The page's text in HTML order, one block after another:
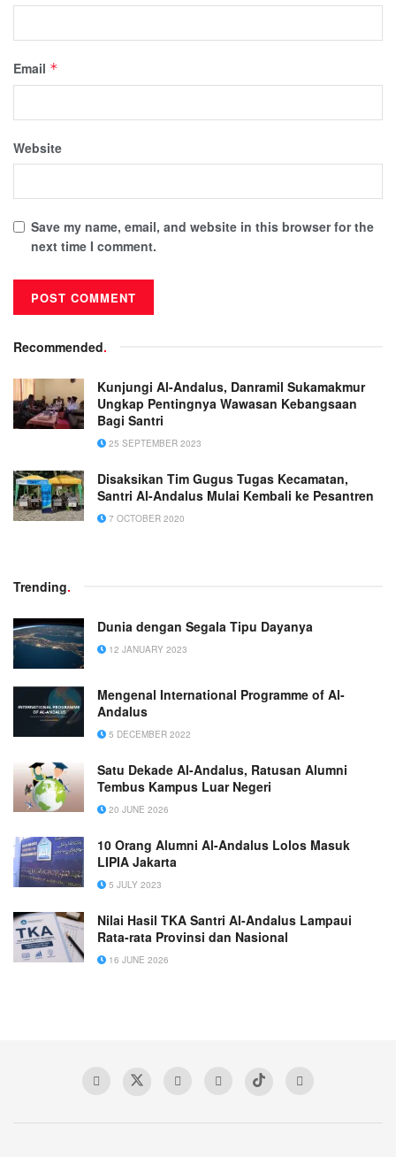
Email *
Website
Save my name, email, and website in this browser for the
next time I comment.
Recommended.
Kunjungi Al-Andalus, Danramil Sukamakmur
Ungkap Pentingnya Wawasan Kebangsaan
Bagi Santri
25 SEPTEMBER 2023
Disaksikan Tim Gugus Tugas Kecamatan,
Santri Al-Andalus Mulai Kembali ke Pesantren
7 OCTOBER 2020
Trending.
Dunia dengan Segala Tipu Dayanya
12 JANUARY 2023
Mengenal International Programme of Al-
Andalus
5 DECEMBER 2022
Satu Dekade Al-Andalus, Ratusan Alumni
Tembus Kampus Luar Negeri
20 JUNE 2026
10 Orang Alumni Al-Andalus Lolos Masuk
LIPIA Jakarta
5 JULY 2023
Nilai Hasil TKA Santri Al-Andalus Lampaui
Rata-rata Provinsi dan Nasional
16 JUNE 2026